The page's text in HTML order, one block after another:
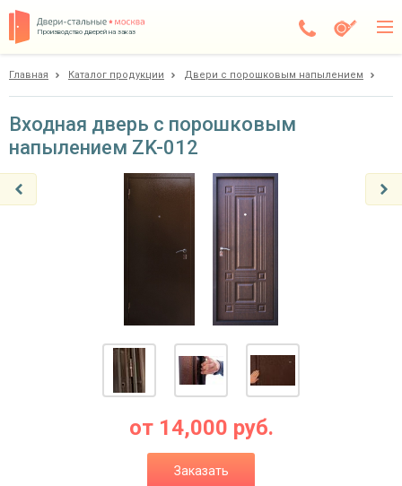
Производство дверей на заказ
Доставка
Покупателям
О компании
Ежедневно с 08:00 до 24:00
Москва
Главная Каталог продукции Двери с порошковым напылением
Входная дверь с порошковым
напылением ZK-012
от 14,000 руб.
Заказать